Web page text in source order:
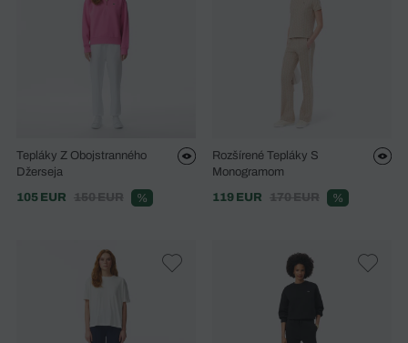
Tepláky Z Obojstranného
Džerseja
105 EUR
150 EUR %
Rozšírené Tepláky S
Monogramom
119 EUR
170 EUR %